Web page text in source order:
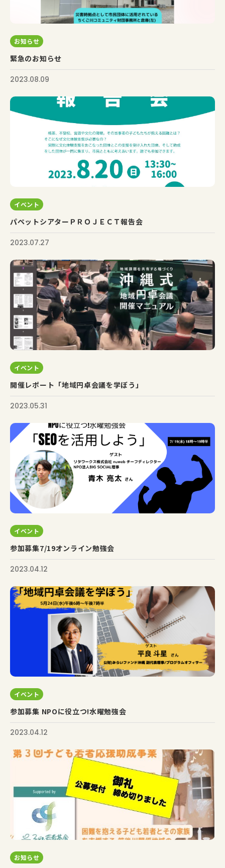
お知らせ
緊急のお知らせ
2023.08.09
イベント
パペットシアターＰＲＯＪＥＣＴ報告会
2023.07.27
イベント
開催レポート「地域円卓会議を学ぼう」
2023.05.31
イベント
参加募集7/19オンライン勉強会
2023.04.12
イベント
参加募集 NPOに役立つ!水曜勉強会
2023.04.12
お知らせ